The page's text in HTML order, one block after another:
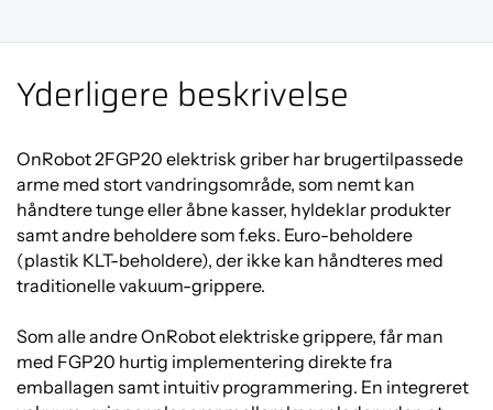
Yderligere beskrivelse
OnRobot 2FGP20 elektrisk griber har brugertilpassede
arme med stort vandringsområde, som nemt kan
håndtere tunge eller åbne kasser, hyldeklar produkter
samt andre beholdere som f.eks. Euro-beholdere
(plastik KLT-beholdere), der ikke kan håndteres med
traditionelle vakuum-grippere.
Som alle andre OnRobot elektriske grippere, får man
med FGP20 hurtig implementering direkte fra
emballagen samt intuitiv programmering. En integreret